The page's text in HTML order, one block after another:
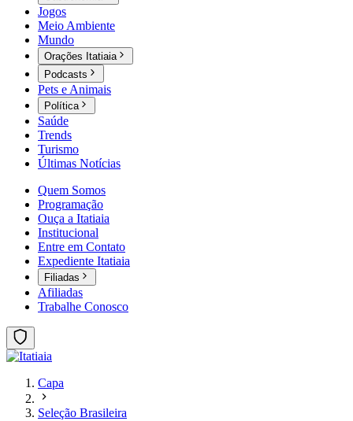
Jogos
Meio Ambiente
Mundo
Orações Itatiaia
Podcasts
Pets e Animais
Política
Saúde
Trends
Turismo
Últimas Notícias
Quem Somos
Programação
Ouça a Itatiaia
Institucional
Entre em Contato
Expediente Itatiaia
Filiadas
Afiliadas
Trabalhe Conosco
Capa
Seleção Brasileira